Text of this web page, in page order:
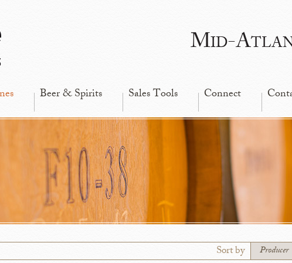
Mid-
Beer & Spirits Sales Tools Connect
Sort by Producer